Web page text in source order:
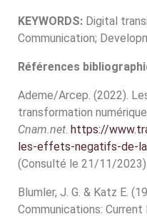
KEYWORDS: Digital
Communication;
Références
Ademe/Arcep. (2022).
transformation
Cnam.net. https://
les-effets-negatifs-de-
(Consulté le 21/11/2023).
Blumler, J. G. & Katz E.
Communications: